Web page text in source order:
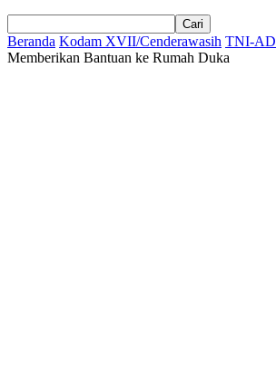
Beranda Kodam XVII/Cenderawasih TNI-AD
Memberikan Bantuan ke Rumah Duka